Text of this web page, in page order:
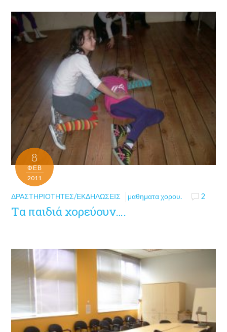
8
ΦΕΒ
2011
ΔΡΑΣΤΗΡΙΌΤΗΤΕΣ/ΕΚΔΗΛΏΣΕΙΣ μαθηματα χορου. 2
Tα παιδιά χορεύουν….